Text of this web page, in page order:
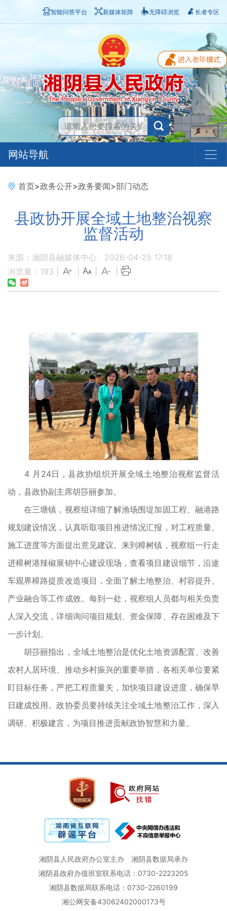
智能问答平台 新媒体矩阵 无障碍浏览 长者专区
网站导航
首页>政务公开>政务要闻>部门动态
县政协开展全域土地整治视察
监督活动
来源：湘阴县融媒体中心
2026-04-25 17:18
浏览量： 193
4 月24日，县政协组织开展全域土地整治视察监督活
动，县政协副主席胡莎丽参加。
在三塘镇，视察组详细了解渔场围堤加固工程、融港路
规划建设情况，认真听取项目推进情况汇报，对工程质量、
施工进度等方面提出意见建议。来到樟树镇，视察组一行走
进樟树港辣椒展销中心建设现场，查看项目建设细节，沿途
车观界樟路提质改造项目，全面了解土地整治、村容提升、
产业融合等工作成效。每到一处，视察组人员都与相关负责
人深入交流，详细询问项目规划、资金保障、存在困难及下
一步计划。
胡莎丽指出，全域土地整治是优化土地资源配置、改善
农村人居环境、推动乡村振兴的重要举措，各相关单位要紧
盯目标任务，严把工程质量关，加快项目建设进度，确保早
日建成投用。政协委员要持续关注全域土地整治工作，深入
调研、积极建言，为项目推进贡献政协智慧和力量。
湘阴县人民政府办公室主办
湘阴县数据局承办
湘阴县政府办值班室联系电话：0730-2223205
湘阴县数据局联系电话：0730-2260199
湘公网安备43062402000173号